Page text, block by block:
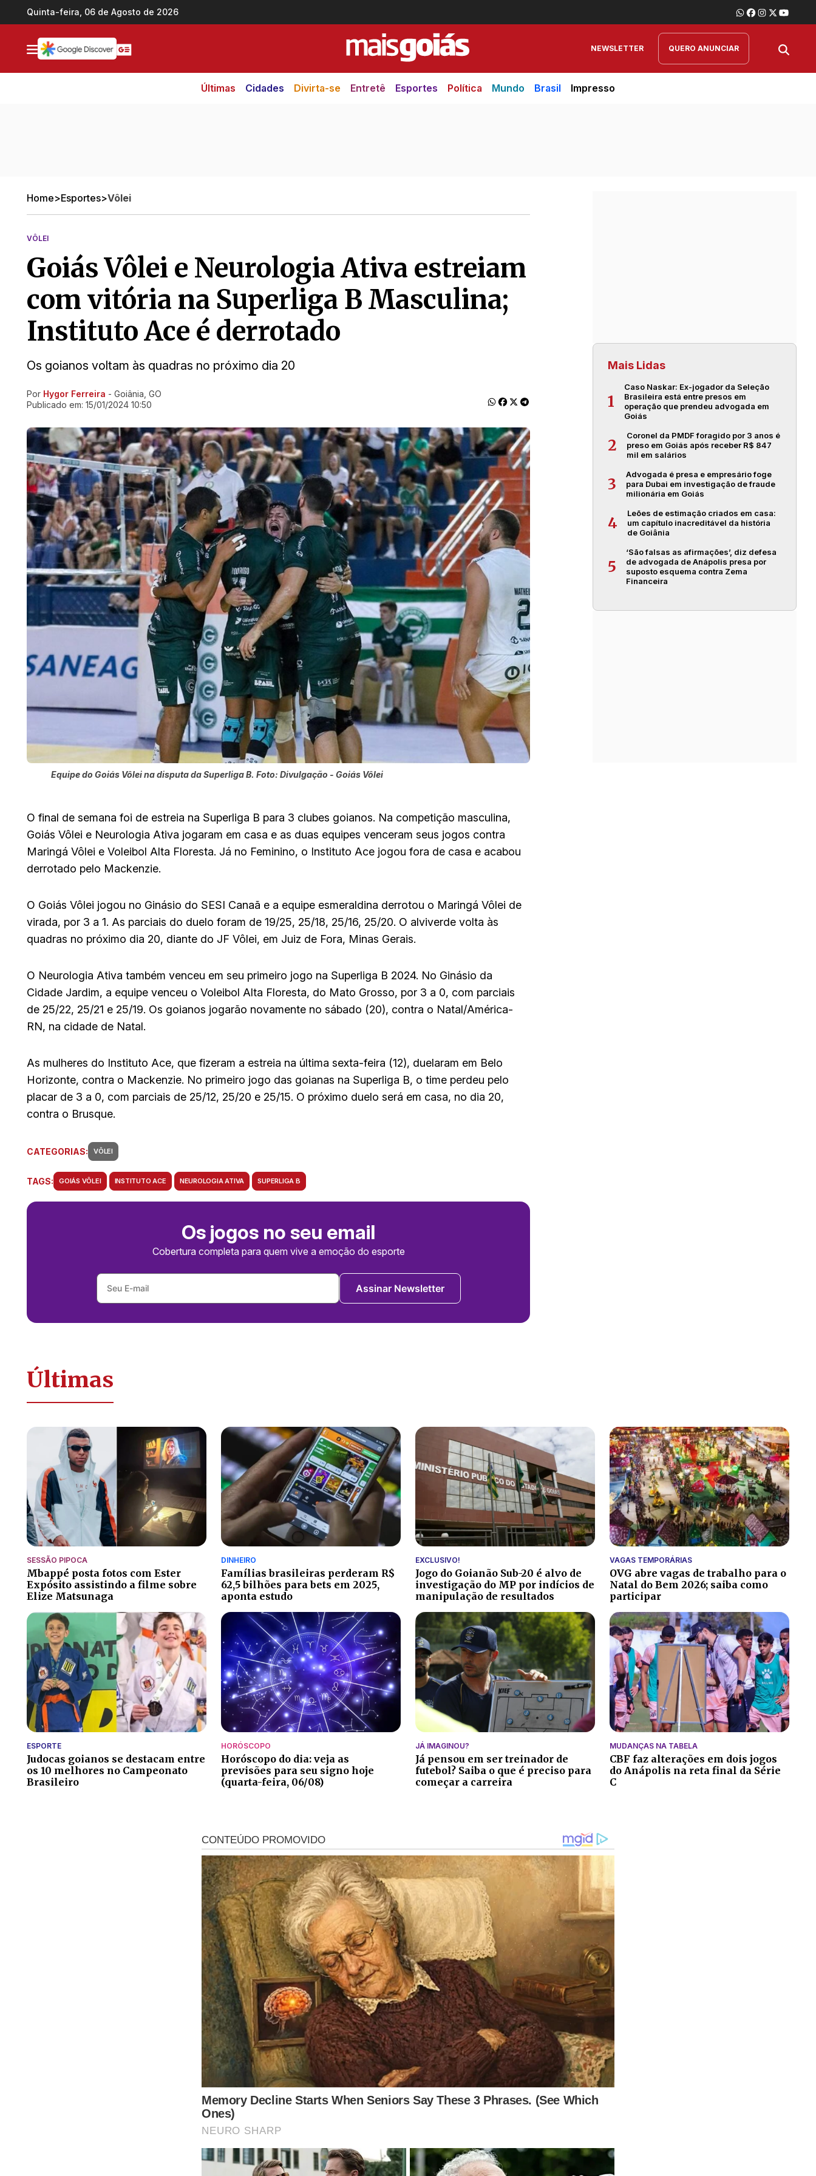
Ir direto pro conteúdo
Quinta-feira, 06 de Agosto de 2026
NEWSLETTER QUERO ANUNCIAR
Últimas Cidades Divirta-se Entretê Esportes Política Mundo Brasil Impresso
Home>Esportes>Vôlei
VÔLEI
Goiás Vôlei e Neurologia Ativa estreiam
com vitória na Superliga B Masculina;
Instituto Ace é derrotado
Os goianos voltam às quadras no próximo dia 20
Ir direto pra matéria
Por Hygor Ferreira - Goiânia, GO
Publicado em: 15/01/2024 10:50
Equipe do Goiás Vôlei na disputa da Superliga B. Foto: Divulgação - Goiás Vôlei
O final de semana foi de estreia na Superliga B para 3 clubes goianos. Na competição masculina,
Goiás Vôlei e Neurologia Ativa jogaram em casa e as duas equipes venceram seus jogos contra
Maringá Vôlei e Voleibol Alta Floresta. Já no Feminino, o Instituto Ace jogou fora de casa e acabou
derrotado pelo Mackenzie.
O Goiás Vôlei jogou no Ginásio do SESI Canaã e a equipe esmeraldina derrotou o Maringá Vôlei de
virada, por 3 a 1. As parciais do duelo foram de 19/25, 25/18, 25/16, 25/20. O alviverde volta às
quadras no próximo dia 20, diante do JF Vôlei, em Juiz de Fora, Minas Gerais.
O Neurologia Ativa também venceu em seu primeiro jogo na Superliga B 2024. No Ginásio da
Cidade Jardim, a equipe venceu o Voleibol Alta Floresta, do Mato Grosso, por 3 a 0, com parciais
de 25/22, 25/21 e 25/19. Os goianos jogarão novamente no sábado (20), contra o Natal/América-
RN, na cidade de Natal.
As mulheres do Instituto Ace, que fizeram a estreia na última sexta-feira (12), duelaram em Belo
Horizonte, contra o Mackenzie. No primeiro jogo das goianas na Superliga B, o time perdeu pelo
placar de 3 a 0, com parciais de 25/12, 25/20 e 25/15. O próximo duelo será em casa, no dia 20,
contra o Brusque.
CATEGORIAS: VÔLEI
TAGS: GOIÁS VÔLEI INSTITUTO ACE NEUROLOGIA ATIVA SUPERLIGA B
Os jogos no seu email
Cobertura completa para quem vive a emoção do esporte
Assinar Newsletter
Mais Lidas
1
Caso Naskar: Ex-jogador da Seleção
Brasileira está entre presos em
operação que prendeu advogada em
Goiás
2
Coronel da PMDF foragido por 3 anos é
preso em Goiás após receber R$ 847
mil em salários
3
Advogada é presa e empresário foge
para Dubai em investigação de fraude
milionária em Goiás
4
Leões de estimação criados em casa:
um capítulo inacreditável da história
de Goiânia
5
‘São falsas as afirmações’, diz defesa
de advogada de Anápolis presa por
suposto esquema contra Zema
Financeira
Últimas
SESSÃO PIPOCA
Mbappé posta fotos com Ester
Expósito assistindo a filme sobre
Elize Matsunaga
DINHEIRO
Famílias brasileiras perderam R$
62,5 bilhões para bets em 2025,
aponta estudo
EXCLUSIVO!
Jogo do Goianão Sub-20 é alvo de
investigação do MP por indícios de
manipulação de resultados
VAGAS TEMPORÁRIAS
OVG abre vagas de trabalho para o
Natal do Bem 2026; saiba como
participar
ESPORTE
Judocas goianos se destacam entre
os 10 melhores no Campeonato
Brasileiro
HORÓSCOPO
Horóscopo do dia: veja as
previsões para seu signo hoje
(quarta-feira, 06/08)
JÁ IMAGINOU?
Já pensou em ser treinador de
futebol? Saiba o que é preciso para
começar a carreira
MUDANÇAS NA TABELA
CBF faz alterações em dois jogos
do Anápolis na reta final da Série
C